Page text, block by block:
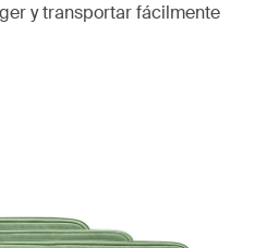
y transportar fácilmente